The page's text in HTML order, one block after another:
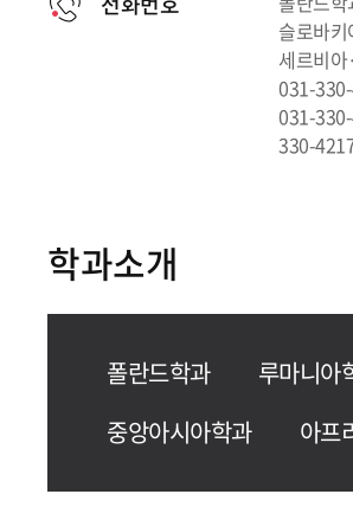
슬로바
세르비
031-
031-
330-
학과소개
폴란드학과 루마니아
중앙아시아학과
아프